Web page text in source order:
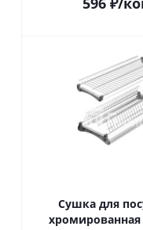
Сушка для